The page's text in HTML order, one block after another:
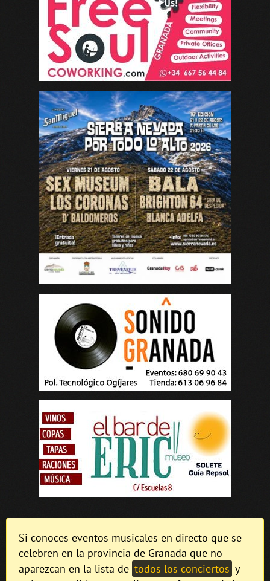
Si conoces eventos musicales en directo que se
celebren en la provincia de Granada que no
aparezcan en la lista de todos los conciertos y